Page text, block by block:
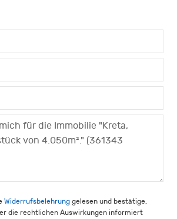
Widerrufsbelehrung gelesen und bestätige,
die rechtlichen Auswirkungen informiert